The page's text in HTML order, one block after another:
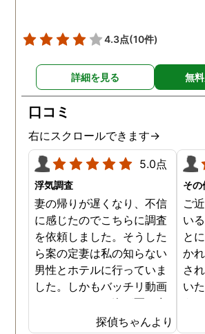
4.3点(10件)
詳細を見る 無
口コミ
右にスクロールできます→
5.0点
浮気調査
妻の帰りが遅くなり、不信
に感じたのでこちらに調査
を依頼しました。そうした
ら案の定妻は私の知らない
男性とホテルに行っていま
した。しかもバッチリ動画
でキスしている姿が写し出
されていました。本当にシ
探偵ちゃんより
その
ご
い
と
か
さ
い
う
い